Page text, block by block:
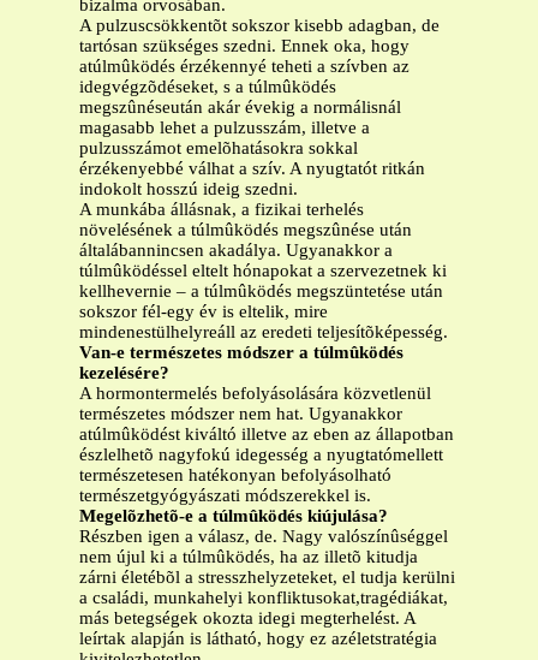
bizalma orvosában.
A pulzuscsökkentõt sokszor kisebb adagban, de
tartósan szükséges szedni. Ennek oka, hogy
atúlmûködés érzékennyé teheti a szívben az
idegvégzõdéseket, s a túlmûködés
megszûnéseután akár évekig a normálisnál
magasabb lehet a pulzusszám, illetve a
pulzusszámot emelõhatásokra sokkal
érzékenyebbé válhat a szív. A nyugtatót ritkán
indokolt hosszú ideig szedni.
A munkába állásnak, a fizikai terhelés
növelésének a túlmûködés megszûnése után
általábannincsen akadálya. Ugyanakkor a
túlmûködéssel eltelt hónapokat a szervezetnek ki
kellhevernie – a túlmûködés megszüntetése után
sokszor fél-egy év is eltelik, mire
mindenestülhelyreáll az eredeti teljesítõképesség.
Van-e természetes módszer a túlmûködés
kezelésére?
A hormontermelés befolyásolására közvetlenül
természetes módszer nem hat. Ugyanakkor
atúlmûködést kiváltó illetve az eben az állapotban
észlelhetõ nagyfokú idegesség a nyugtatómellett
természetesen hatékonyan befolyásolható
természetgyógyászati módszerekkel is.
Megelõzhetõ-e a túlmûködés kiújulása?
Részben igen a válasz, de. Nagy valószínûséggel
nem újul ki a túlmûködés, ha az illetõ kitudja
zárni életébõl a stresszhelyzeteket, el tudja kerülni
a családi, munkahelyi konfliktusokat,tragédiákat,
más betegségek okozta idegi megterhelést. A
leírtak alapján is látható, hogy ez azéletstratégia